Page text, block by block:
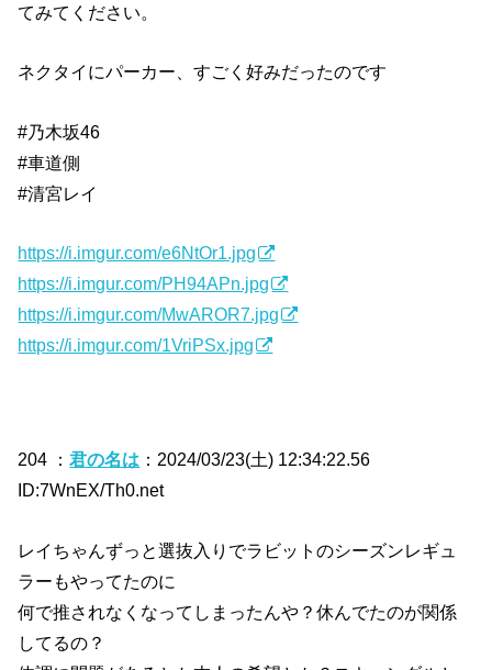
てみてください。
ネクタイにパーカー、すごく好みだったのです
#乃木坂46
#車道側
#清宮レイ
https://i.imgur.com/e6NtOr1.jpg
https://i.imgur.com/PH94APn.jpg
https://i.imgur.com/MwAROR7.jpg
https://i.imgur.com/1VriPSx.jpg
204 ：君の名は ：2024/03/23(土) 12:34:22.56
ID:7WnEX/Th0.net
レイちゃんずっと選抜入りでラビットのシーズンレギュ
ラーもやってたのに
何で推されなくなってしまったんや？休んでたのが関係
してるの？